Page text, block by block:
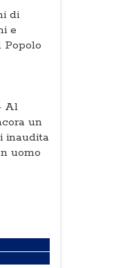
di
e
Popolo
Al
un
inaudita
uomo